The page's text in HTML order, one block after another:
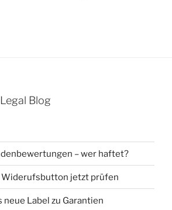
Blog
– wer haftet?
Widerufsbutton jetzt prüfen
neue Label zu Garantien